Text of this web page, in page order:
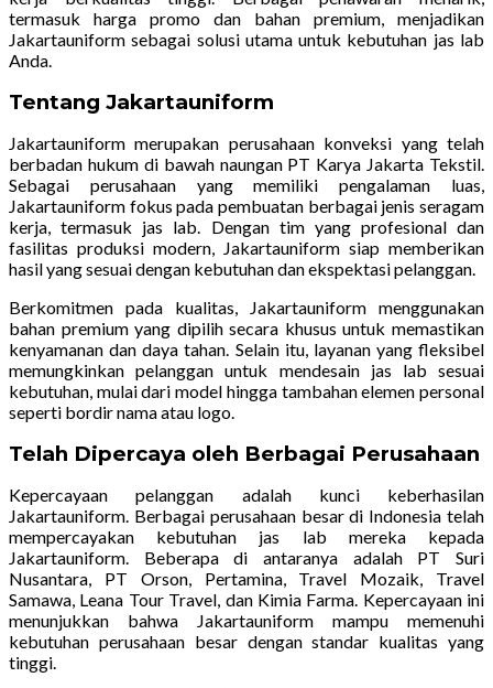
termasuk harga promo dan bahan premium, menjadikan
Jakartauniform sebagai solusi utama untuk kebutuhan jas lab
Anda.
Tentang Jakartauniform
Jakartauniform merupakan perusahaan konveksi yang telah
berbadan hukum di bawah naungan PT Karya Jakarta Tekstil.
Sebagai perusahaan yang memiliki pengalaman luas,
Jakartauniform fokus pada pembuatan berbagai jenis seragam
kerja, termasuk jas lab. Dengan tim yang profesional dan
fasilitas produksi modern, Jakartauniform siap memberikan
hasil yang sesuai dengan kebutuhan dan ekspektasi pelanggan.
Berkomitmen pada kualitas, Jakartauniform menggunakan
bahan premium yang dipilih secara khusus untuk memastikan
kenyamanan dan daya tahan. Selain itu, layanan yang fleksibel
memungkinkan pelanggan untuk mendesain jas lab sesuai
kebutuhan, mulai dari model hingga tambahan elemen personal
seperti bordir nama atau logo.
Telah Dipercaya oleh Berbagai Perusahaan
Kepercayaan pelanggan adalah kunci keberhasilan
Jakartauniform. Berbagai perusahaan besar di Indonesia telah
mempercayakan kebutuhan jas lab mereka kepada
Jakartauniform. Beberapa di antaranya adalah PT Suri
Nusantara, PT Orson, Pertamina, Travel Mozaik, Travel
Samawa, Leana Tour Travel, dan Kimia Farma. Kepercayaan ini
menunjukkan bahwa Jakartauniform mampu memenuhi
kebutuhan perusahaan besar dengan standar kualitas yang
tinggi.